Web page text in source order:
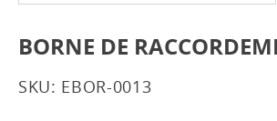
BORNE DE
SKU: EBOR-0013